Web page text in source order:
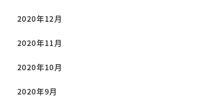
2020年12月
2020年11月
2020年10月
2020年9月